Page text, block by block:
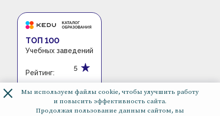
ТОП 100
Учебных заведений
Рейтинг:
5
×
Мы используем файлы cookie, чтобы улучшить работу
и повысить эффективность сайта.
Продолжая пользование данным сайтом, вы